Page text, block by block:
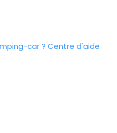
car ? Centre d'aide